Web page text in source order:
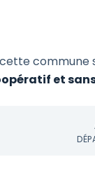
commune
et